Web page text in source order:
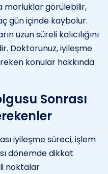
morluklar görülebilir,
gün içinde kaybolur.
uzun süreli kalıcılığını
Doktorunuz, iyileşme
konular hakkında
Sonrası
iyileşme süreci, işlem
dönemde dikkat
noktalar